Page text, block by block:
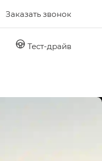
Заказать звонок
Тест-драйв